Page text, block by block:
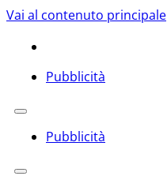
Vai al contenuto principale
Pubblicità
Pubblicità